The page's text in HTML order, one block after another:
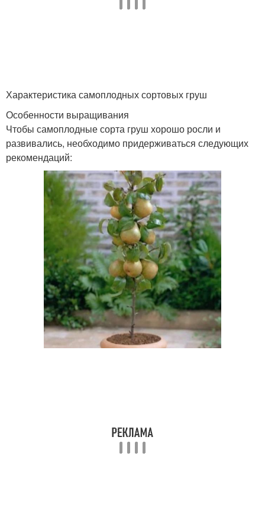
Характеристика самоплодных сортовых груш
Особенности выращивания
Чтобы самоплодные сорта груш хорошо росли и
развивались, необходимо придерживаться следующих
рекомендаций: